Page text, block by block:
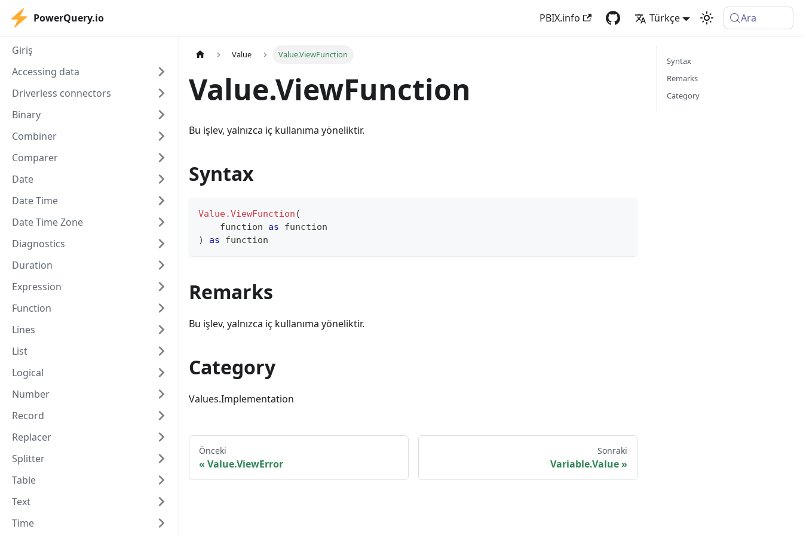
PowerQuery.io PBIX.info Türkçe Ara
Giriş
Accessing data
Driverless connectors
Binary
Combiner
Comparer
Date
Date Time
Date Time Zone
Diagnostics
Duration
Expression
Function
Lines
List
Logical
Number
Record
Replacer
Splitter
Table
Text
Time
Value Value.ViewFunction
Value.ViewFunction
Bu işlev, yalnızca iç kullanıma yöneliktir.
Syntax
Value.ViewFunction (
function
as
function
)
as function
Remarks
Bu işlev, yalnızca iç kullanıma yöneliktir.
Category
Values.Implementation
Önceki
Value.ViewError
Sonraki
Variable.Value
Syntax
Remarks
Category